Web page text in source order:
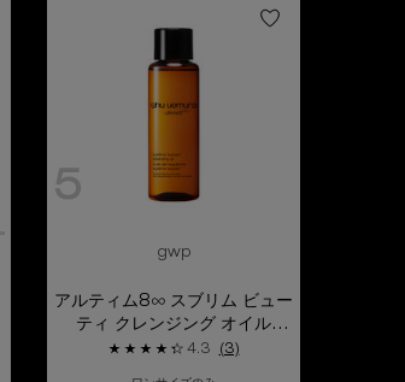
5
gwp
アルティム8∞ スブリム ビュー
ティ クレンジング オイル
n(15ml/試供品)
4.3 (3)